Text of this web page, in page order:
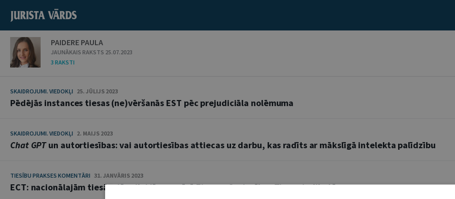
PAIDERE PAULA
JAUNĀKAIS RAKSTS 25.07.2023
3 RAKSTI
SKAIDROJUMI. VIEDOKĻI 25. JŪLIJS 2023
Pēdējās instances tiesas (ne)vēršanās EST pēc prejudiciāla nolēmuma
SKAIDROJUMI. VIEDOKĻI 2. MAIJS 2023
Chat GPTun autortiesības: vai autortiesības attiecas uz darbu, kas radīts ar mākslīgā intelekta palīdzību
TIESĪBU PRAKSES KOMENTĀRI 31. JANVĀRIS 2023
ECT: nacionālajām tiesām jēgpilni jāņem vērā Eiropas Savienības Tiesas judikatūra